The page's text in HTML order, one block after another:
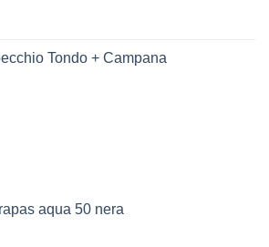
Tondo + Campana
aqua 50 nera